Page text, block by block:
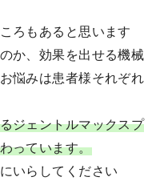
ろもあると思います
か、効果を出せる機械
悩みは患者様それぞれ
ジェントルマックスプ
っています。
いらしてください